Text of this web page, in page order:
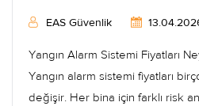
EAS Güvenlik
Yangın Alarm Sistemi Fiyatları
Yangın alarm sistemi fiyatları
değişir. Her bina için farklı risk